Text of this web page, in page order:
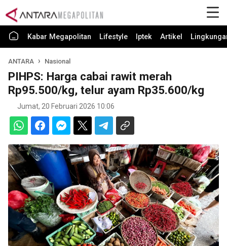
Kabar Megapolitan Lifestyle Iptek Artikel
ANTARA Nasional
PIHPS: Harga cabai rawit merah
Rp95.500/kg, telur ayam Rp35.600/kg
Jumat, 20 Februari 2026 10:06